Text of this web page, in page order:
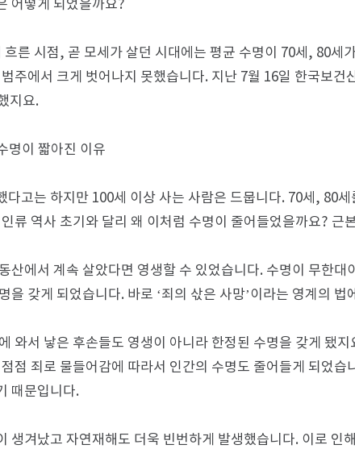
어떻게 되었을까요?
흐른 시점, 곧 모세가 살던 시대에는 평균 수명이 70세, 80세
주에서 크게 벗어나지 못했습니다. 지난 7월 16일 한국보건
지요.
명이 짧아진 이유
다고는 하지만 100세 이상 사는 사람은 드뭅니다. 70세, 80
류 역사 초기와 달리 왜 이처럼 수명이 줄어들었을까요? 근
산에서 계속 살았다면 영생할 수 있었습니다. 수명이 무한
을 갖게 되었습니다. 바로 ‘죄의 삯은 사망’이라는 영계의
와서 낳은 후손들도 영생이 아니라 한정된 수명을 갖게 됐
점 죄로 물들어감에 따라서 인간의 수명도 줄어들게 되었습
때문입니다.
생겨났고 자연재해도 더욱 빈번하게 발생했습니다. 이로 인